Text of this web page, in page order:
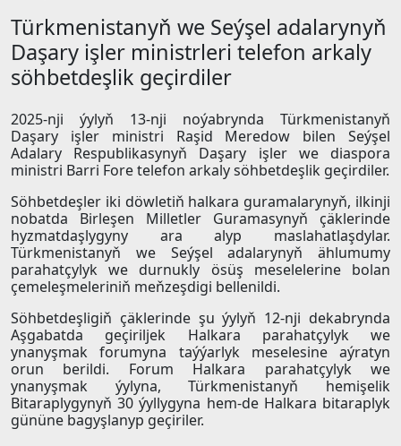
Türkmenistanyň we Seýşel adalarynyň
Daşary işler ministrleri telefon arkaly
söhbetdeşlik geçirdiler
2025-nji ýylyň 13-nji noýabrynda Türkmenistanyň
Daşary işler ministri Raşid Meredow bilen Seýşel
Adalary Respublikasynyň Daşary işler we diaspora
ministri Barri Fore telefon arkaly söhbetdeşlik geçirdiler.
Söhbetdeşler iki döwletiň halkara guramalarynyň, ilkinji
nobatda Birleşen Milletler Guramasynyň çäklerinde
hyzmatdaşlygyny ara alyp maslahatlaşdylar.
Türkmenistanyň we Seýşel adalarynyň ählumumy
parahatçylyk we durnukly ösüş meselelerine bolan
çemeleşmeleriniň meňzeşdigi bellenildi.
Söhbetdeşligiň çäklerinde şu ýylyň 12-nji dekabrynda
Aşgabatda geçiriljek Halkara parahatçylyk we
ynanyşmak forumyna taýýarlyk meselesine aýratyn
orun berildi. Forum Halkara parahatçylyk we
ynanyşmak ýylyna, Türkmenistanyň hemişelik
Bitaraplygynyň 30 ýyllygyna hem-de Halkara bitaraplyk
gününe bagyşlanyp geçiriler.